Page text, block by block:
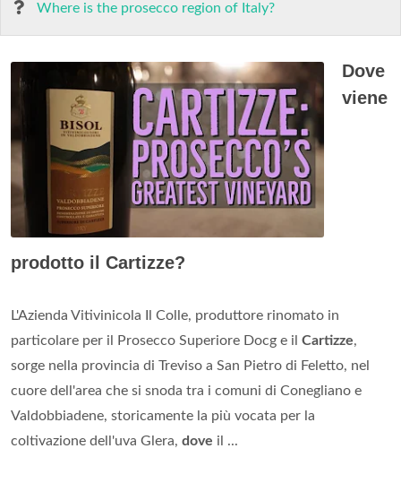
Where is the prosecco region of Italy?
Dove
viene
prodotto il Cartizze?
L'Azienda Vitivinicola Il Colle, produttore rinomato in
particolare per il Prosecco Superiore Docg e il Cartizze,
sorge nella provincia di Treviso a San Pietro di Feletto, nel
cuore dell'area che si snoda tra i comuni di Conegliano e
Valdobbiadene, storicamente la più vocata per la
coltivazione dell'uva Glera, dove il ...